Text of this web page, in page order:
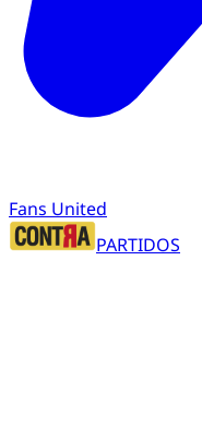
Fans United
PARTIDOS